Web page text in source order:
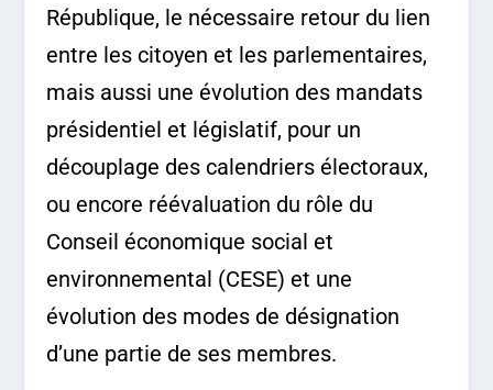
République, le nécessaire retour du lien
entre les citoyen et les parlementaires,
mais aussi une évolution des mandats
présidentiel et législatif, pour un
découplage des calendriers électoraux,
ou encore réévaluation du rôle du
Conseil économique social et
environnemental (CESE) et une
évolution des modes de désignation
d’une partie de ses membres.